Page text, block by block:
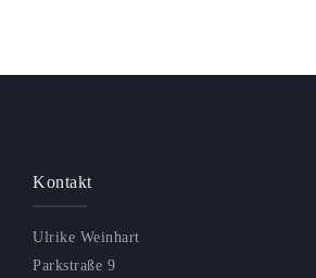
Kontakt
Ulrike Weinhart
Parkstraße 9